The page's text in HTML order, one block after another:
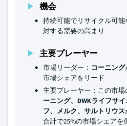
機会
持続可能でリサイクル可
対する需要の高まり
主要プレーヤー
市場リーダー： コーニング
市場シェアをリード
主要プレーヤー：この市
ーニング、DWKライフサ
フ、メルク、サルトリウス
合計で25%の市場シェアを